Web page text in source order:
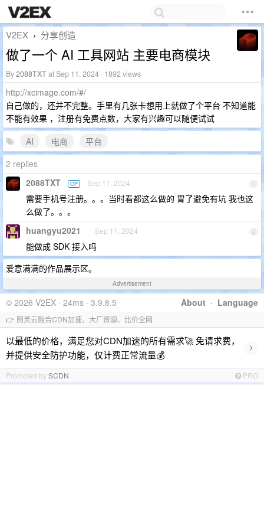
V2EX › 分享创造
做了一个 AI 工具网站 主要电商模块
By2088TXTat Sep 11, 2024 · 1892 views
http://xcimage.com/#/
自己做的，还并不完整。手里有几张卡想用上就做了个平台 不知道能
不能有效果 ，注册有免费点数，大家有兴趣可以随便试试
AI
电商
平台
2 replies
1
2088TXT OP Sep 11, 2024
需要手机号注册。。。当时看都这么做的 胃了避免有坑 我也这
么做了。。。
2
huangyu2021 Sep 11, 2024
能做成 SDK 接入吗
爱意满满的作品展示区。
Advertisement
About · Language
© 2026 V2EX · 24ms · 3.9.8.5
👉 图灵云融合CDN加速，大厂资源、比价全网
以最低的价格，满足您对CDN加速的所有需求🚀 免请求费，
并提供安全防护功能，仅计费正常流量💰
›
Promoted bySCDN PRO